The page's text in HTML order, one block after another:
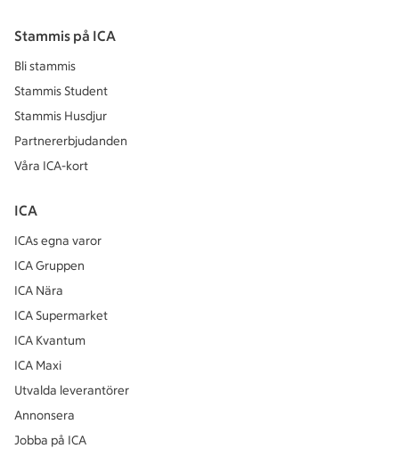
Stammis på ICA
Bli stammis
Stammis Student
Stammis Husdjur
Partnererbjudanden
Våra ICA-kort
ICA
ICAs egna varor
ICA Gruppen
ICA Nära
ICA Supermarket
ICA Kvantum
ICA Maxi
Utvalda leverantörer
Annonsera
Jobba på ICA